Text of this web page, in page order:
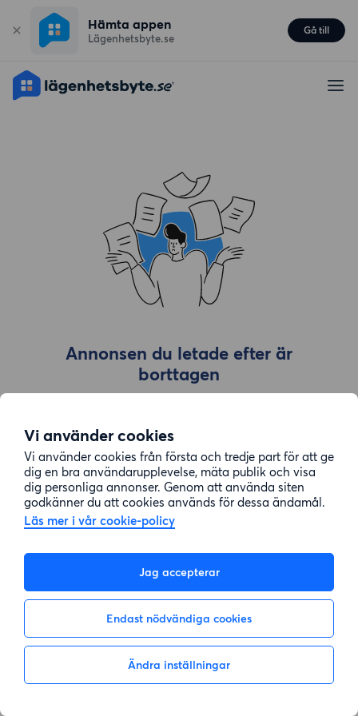
Vi använder cookies
Vi använder cookies från första och tredje part för att ge
dig en bra användarupplevelse, mäta publik och visa
dig personliga annonser. Genom att använda siten
godkänner du att cookies används för dessa ändamål.
Läs mer i vår cookie-policy
Jag accepterar
Endast nödvändiga cookies
Ändra inställningar
Hämta appen
Lägenhetsbyte.se
Gå till
Annonsen du letade efter är
borttagen
Gå till sök